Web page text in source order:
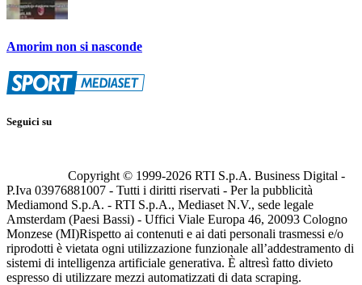
Amorim non si nasconde
Seguici su
Copyright © 1999-2026 RTI S.p.A. Business Digital -
P.Iva 03976881007 - Tutti i diritti riservati - Per la pubblicità
Mediamond S.p.A. - RTI S.p.A., Mediaset N.V., sede legale
Amsterdam (Paesi Bassi) - Uffici Viale Europa 46, 20093 Cologno
Monzese (MI)Rispetto ai contenuti e ai dati personali trasmessi e/o
riprodotti è vietata ogni utilizzazione funzionale all’addestramento di
sistemi di intelligenza artificiale generativa. È altresì fatto divieto
espresso di utilizzare mezzi automatizzati di data scraping.